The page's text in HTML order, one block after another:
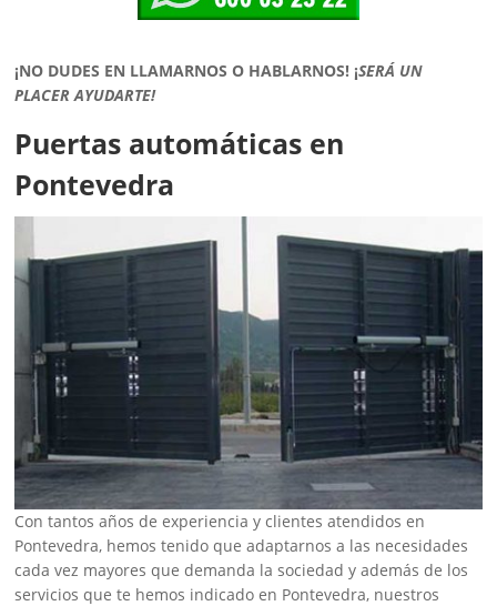
¡NO DUDES EN LLAMARNOS O HABLARNOS! ¡SERÁ UN
PLACER AYUDARTE!
Puertas automáticas en
Pontevedra
Con tantos años de experiencia y clientes atendidos en
Pontevedra, hemos tenido que adaptarnos a las necesidades
cada vez mayores que demanda la sociedad y además de los
servicios que te hemos indicado en Pontevedra, nuestros